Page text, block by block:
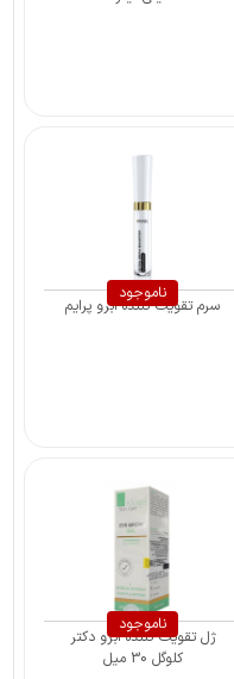
ناموجود
سرم تقویت کننده ابرو پرایم
ناموجود
ژل تقویت کننده ابرو دکتر
کلوگل 30 میل